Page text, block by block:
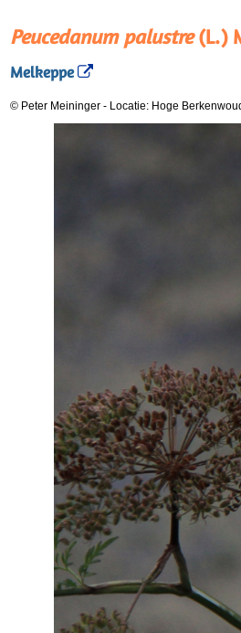
Peucedanum palustre(L.)
Melkeppe
© Peter Meininger - Locatie: Hoge